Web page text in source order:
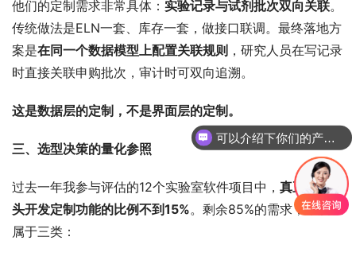
他们的定制需求非常具体： 实验记录与试剂批次双向关联。
传统做法是ELN一套、库存一套，做接口联调。最终落地方
案是在同一个数据模型上配置关联规则 ，研究人员在写记录
时直接关联申购批次，审计时可双向追溯。
这是数据层的定制，不是界面层的定制。
三、选型决策的量化参照
过去一年我参与评估的12个实验室软件项目中， 真正需要从
头开发定制功能的比例不到15%。剩余85%的需求，本质上
属于三类：
可以介绍下你们的产品么